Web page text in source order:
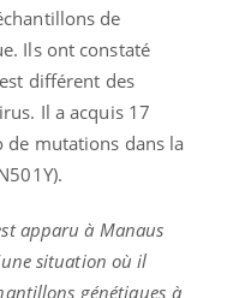
de
Ils ont constaté
différent des
Il a acquis 17
mutations dans la
apparu à Manaus
situation où il
génétiques à